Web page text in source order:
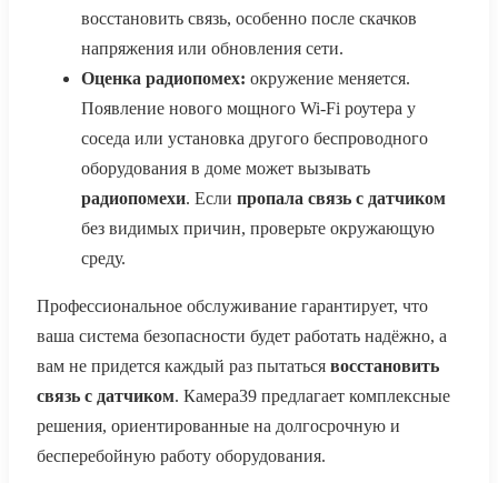
восстановить связь, особенно после скачков
напряжения или обновления сети.
Оценка радиопомех: окружение меняется.
Появление нового мощного Wi-Fi роутера у
соседа или установка другого беспроводного
оборудования в доме может вызывать
радиопомехи. Если пропала связь с датчиком
без видимых причин, проверьте окружающую
среду.
Профессиональное обслуживание гарантирует, что
ваша система безопасности будет работать надёжно, а
вам не придется каждый раз пытаться восстановить
связь с датчиком. Камера39 предлагает комплексные
решения, ориентированные на долгосрочную и
бесперебойную работу оборудования.